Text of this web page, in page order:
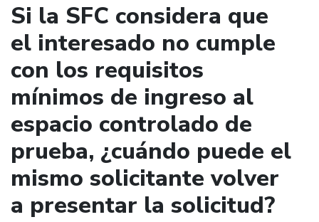
Si la SFC considera que
el interesado no cumple
con los requisitos
mínimos de ingreso al
espacio controlado de
prueba, ¿cuándo puede el
mismo solicitante volver
a presentar la solicitud?